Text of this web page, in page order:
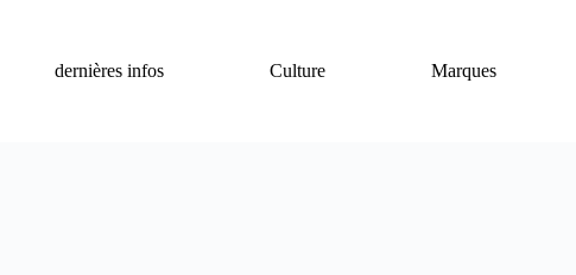
dernières infos
Culture Marques